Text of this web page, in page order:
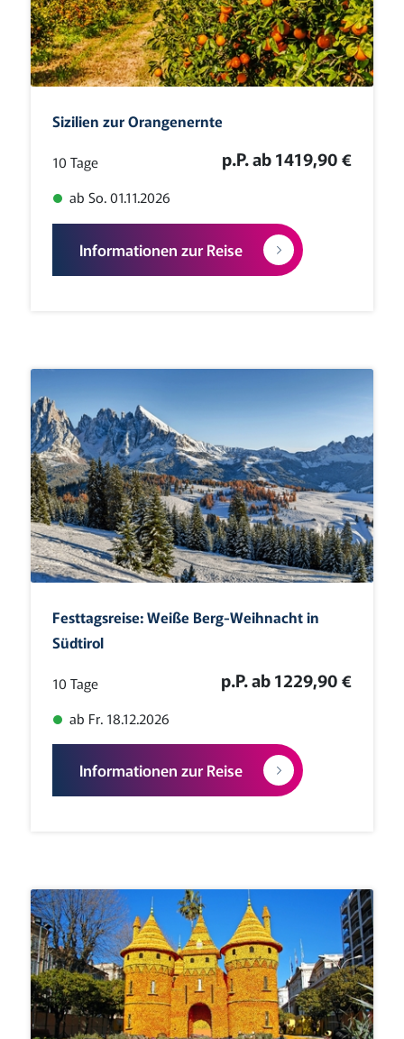
Sizilien zur Orangenernte
10 Tage
ab So. 01.11.2026
p.P. ab 1419,90 €
Informationen zur Reise
Festtagsreise: Weiße Berg-Weihnacht in
Südtirol
10 Tage
ab Fr. 18.12.2026
p.P. ab 1229,90 €
Informationen zur Reise